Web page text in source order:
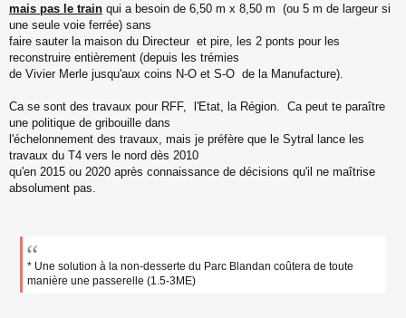
mais pas le train qui a besoin de 6,50 m x 8,50 m (ou 5 m de largeur si
une seule voie ferrée) sans
faire sauter la maison du Directeur et pire, les 2 ponts pour les
reconstruire entièrement (depuis les trémies
de Vivier Merle jusqu'aux coins N-O et S-O de la Manufacture).
Ca se sont des travaux pour RFF, l'Etat, la Région. Ca peut te paraître
une politique de gribouille dans
l'échelonnement des travaux, mais je préfère que le Sytral lance les
travaux du T4 vers le nord dès 2010
qu'en 2015 ou 2020 après connaissance de décisions qu'il ne maîtrise
absolument pas.
* Une solution à la non-desserte du Parc Blandan coûtera de toute
manière une passerelle (1.5-3ME)